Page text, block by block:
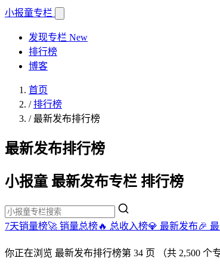
小报童专栏
发现专栏 New
排行榜
博客
首页
/排行榜
/最新发布排行榜
最新发布排行榜
小报童 最新发布专栏 排行榜
7天销量榜🚀 销量总榜🔥 总收入榜💎 最新发布🎉
你正在浏览 最新发布排行榜第 34 页 （共 2,500 个